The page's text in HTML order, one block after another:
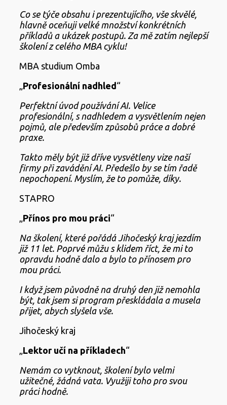
Co se týče obsahu i prezentujícího, vše skvělé,
hlavně oceňuji velké množství konkrétních
příkladů a ukázek postupů. Za mě zatím nejlepší
školení z celého MBA cyklu!
MBA studium Omba
Profesionální nadhled“
Perfektní úvod používání AI. Velice
profesionální, s nadhledem a vysvětlením nejen
pojmů, ale především způsobů práce a dobré
praxe.
Takto měly být již dříve vysvětleny vize naší
firmy při zavádění AI. Předešlo by se tím řadě
nepochopení. Myslím, že to pomůže, díky.
STAPRO
Přínos pro mou práci“
Na školení, které pořádá Jihočeský kraj jezdím
již 11 let. Poprvé můžu s klidem říct, že mi to
opravdu hodně dalo a bylo to přínosem pro
mou práci.
I když jsem původně na druhý den již nemohla
být, tak jsem si program přeskládala a musela
přijet, abych slyšela vše.
Jihočeský kraj
Lektor učí na příkladech“
Nemám co vytknout, školení bylo velmi
užitečné, žádná vata. Využiji toho pro svou
práci hodně.